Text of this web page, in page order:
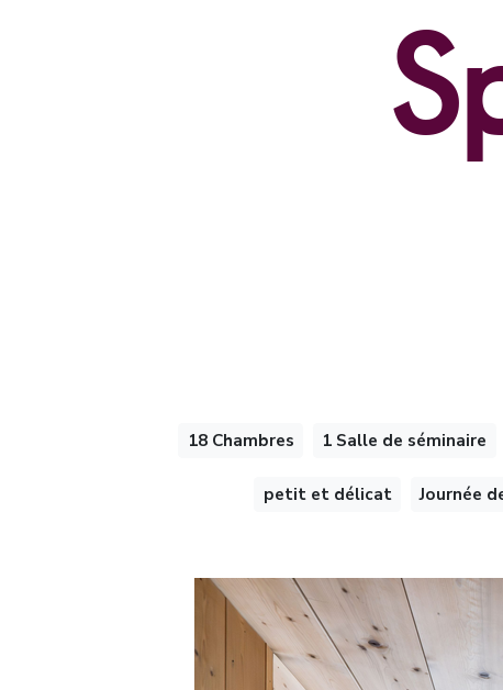
18 Chambres 1 Salle de séminaire
petit et délicat Journée